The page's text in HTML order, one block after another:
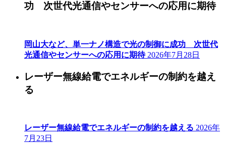
功 次世代光通信やセンサーへの応用に期待
岡山大など、単一ナノ構造で光の制御に成功 次世代
光通信やセンサーへの応用に期待 2026年7月28日
レーザー無線給電でエネルギーの制約を越え
る
レーザー無線給電でエネルギーの制約を越える 2026年
7月23日